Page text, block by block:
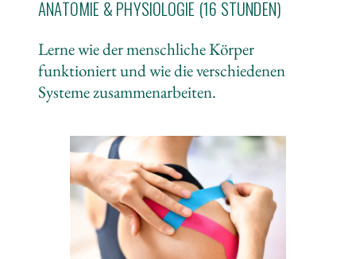
ANATOMIE & PHYSIOLOGIE (16 STUNDEN)
Lerne wie der menschliche Körper
funktioniert und wie die verschiedenen
Systeme zusammenarbeiten.